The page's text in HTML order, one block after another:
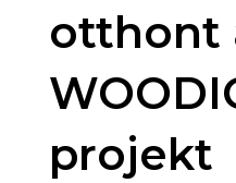
otthont
projekt